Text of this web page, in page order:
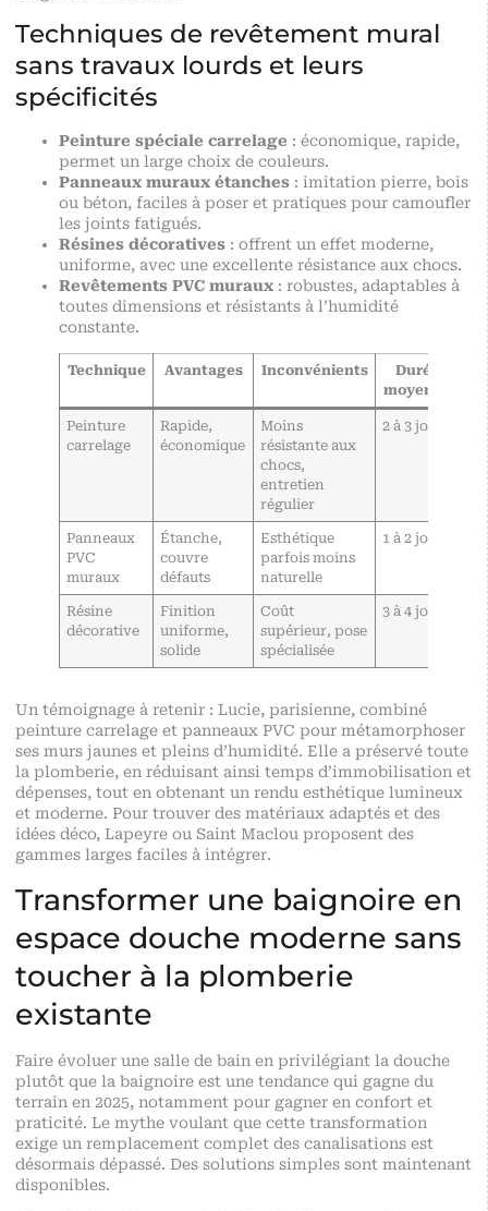
Techniques de revêtement mural
sans travaux lourds et leurs
spécificités
Peinture spéciale carrelage : économique, rapide,
permet un large choix de couleurs.
Panneaux muraux étanches : imitation pierre, bois
ou béton, faciles à poser et pratiques pour camoufler
les joints fatigués.
Résines décoratives : offrent un effet moderne,
uniforme, avec une excellente résistance aux chocs.
Revêtements PVC muraux : robustes, adaptables à
toutes dimensions et résistants à l’humidité
constante.
Technique Avantages Inconvénients
Durée
moyenne
Peinture
carrelage
Rapide,
économique
Moins
résistante aux
chocs,
entretien
régulier
2 à 3 jours
Panneaux
PVC
muraux
Étanche,
couvre
défauts
Esthétique
parfois moins
naturelle
1 à 2 jours
Résine
décorative
Finition
uniforme,
solide
Coût
supérieur, pose
spécialisée
3 à 4 jours
Un témoignage à retenir : Lucie, parisienne, combiné
peinture carrelage et panneaux PVC pour métamorphoser
ses murs jaunes et pleins d’humidité. Elle a préservé toute
la plomberie, en réduisant ainsi temps d’immobilisation et
dépenses, tout en obtenant un rendu esthétique lumineux
et moderne. Pour trouver des matériaux adaptés et des
idées déco, Lapeyre ou Saint Maclou proposent des
gammes larges faciles à intégrer.
Transformer une baignoire en
espace douche moderne sans
toucher à la plomberie
existante
Faire évoluer une salle de bain en privilégiant la douche
plutôt que la baignoire est une tendance qui gagne du
terrain en 2025, notamment pour gagner en confort et
praticité. Le mythe voulant que cette transformation
exige un remplacement complet des canalisations est
désormais dépassé. Des solutions simples sont maintenant
disponibles.